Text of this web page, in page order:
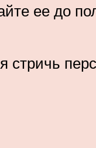
ее до
стричь